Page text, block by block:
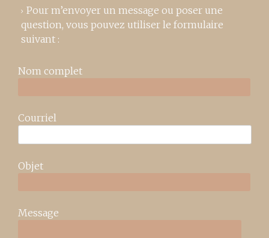
Pour m’envoyer un message ou poser une
question, vous pouvez utiliser le formulaire
suivant :
Nom complet
Courriel
Objet
Message